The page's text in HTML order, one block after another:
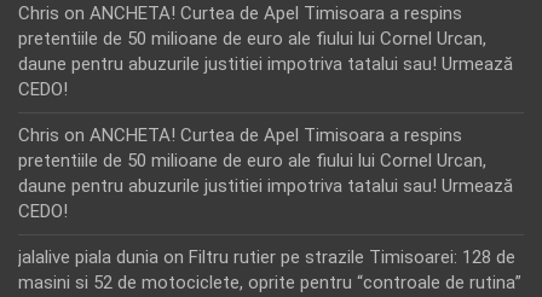
Chris on ANCHETA! Curtea de Apel Timisoara a respins
pretentiile de 50 milioane de euro ale fiului lui Cornel Urcan,
daune pentru abuzurile justitiei impotriva tatalui sau! Urmează
CEDO!
Chris on ANCHETA! Curtea de Apel Timisoara a respins
pretentiile de 50 milioane de euro ale fiului lui Cornel Urcan,
daune pentru abuzurile justitiei impotriva tatalui sau! Urmează
CEDO!
jalalive piala dunia on Filtru rutier pe strazile Timisoarei: 128 de
masini si 52 de motociclete, oprite pentru “controale de rutina”